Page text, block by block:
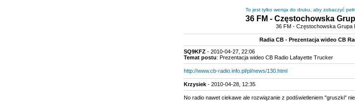
To jest tylko wersja do druku, aby zobaczyć
36 FM - Częstochowska
36 FM - Częstochowska Grupa
Radia CB - Prezentacja wideo CB
SQ9KFZ- 2010-04-27, 22:06
Temat postu: Prezentacja wideo CB Radio Lafayette Trucker
http://www.cb-radio.info.pl/pl/news/130.html
Krzysiek- 2010-04-28, 12:35
No radio nawet ciekawe ale rozwiązanie z podświetleniem "gruszki"